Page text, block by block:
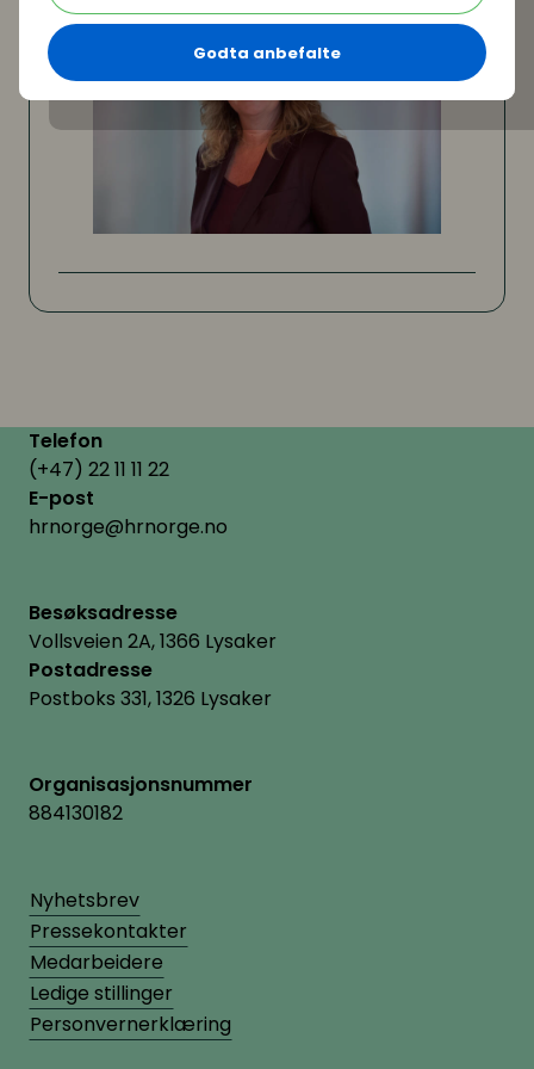
Godta anbefalte
Telefon
(+47) 22 11 11 22
E-post
hrnorge@hrnorge.no
Besøksadresse
Vollsveien 2A, 1366 Lysaker
Postadresse
Postboks 331, 1326 Lysaker
Organisasjonsnummer
884130182
Nyhetsbrev
Pressekontakter
Medarbeidere
Ledige stillinger
Personvernerklæring